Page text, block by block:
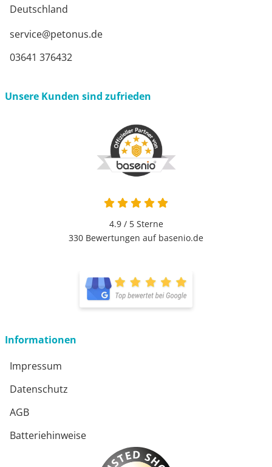
Deutschland
service@petonus.de
03641 376432
Unsere Kunden sind zufrieden
4.9 / 5Sterne
330 Bewertungen auf basenio.de
Informationen
Impressum
Datenschutz
AGB
Batteriehinweise